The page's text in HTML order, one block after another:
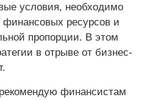
условия, необходимо
финансовых ресурсов и
пропорции. В этом
в отрыве от бизнес-
финансистам